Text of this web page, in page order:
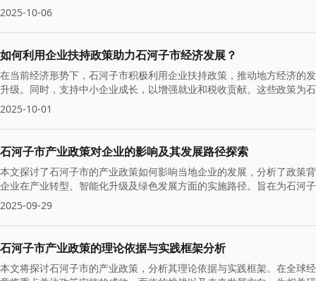
2025-10-06
如何利用企业扶持政策助力石河子市经济发展？
在当前经济形势下，石河子市积极利用企业扶持政策，推动地方经济的
升级。同时，支持中小企业成长，以增强就业和税收贡献。这些政策为
2025-10-01
石河子市产业政策对企业的影响及其发展路径探索
本文探讨了石河子市的产业政策如何影响当地企业的发展，分析了政策
企业在产业转型、智能化升级及绿色发展方面的实施路径。旨在为石河
2025-09-29
石河子市产业政策的理论依据与实践框架分析
本文将探讨石河子市的产业政策，分析其理论依据与实践框架。在全球